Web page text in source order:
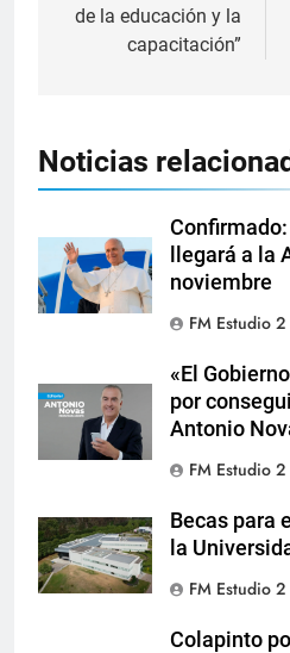
de la educación y la
capacitación”
Noticias
llegará a la
noviembre
FM Estudio 2
«El
por
Antonio
FM Estudio 2
Becas para
la
FM Estudio 2
Colapinto